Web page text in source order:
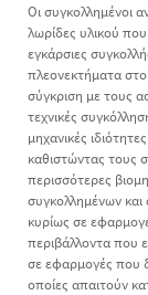
Οι συγκολλημένοι
λωρίδες υλικού
εγκάρσιες
πλεονεκτήματα
σύγκριση με τους
τεχνικές
μηχανικές
καθιστώντας τους
περισσότερες
συγκολλημένων και
κυρίως σε
περιβάλλοντα που
σε εφαρμογές που
οποίες απαιτούν